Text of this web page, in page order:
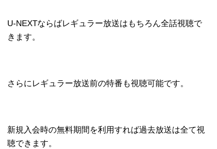
U-NEXTならばレギュラー放送はもちろん全話視聴で
きます。
さらにレギュラー放送前の特番も視聴可能です。
新規入会時の無料期間を利用すれば過去放送は全て視
聴できます。